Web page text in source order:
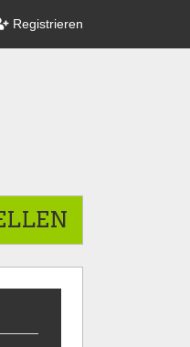
Registrieren